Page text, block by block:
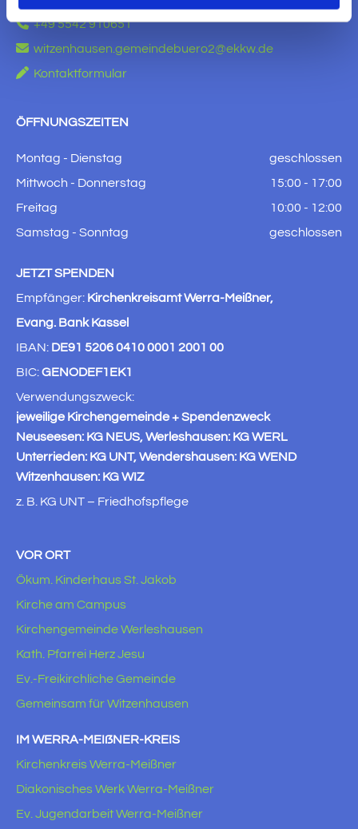
+49 5542 910651
 witzenhausen.gemeindebuero2@ekkw.de
 Kontaktformular
ÖFFNUNGSZEITEN
Montag - Dienstag
geschlossen
Mittwoch - Donnerstag
15:00 - 17:00
Freitag
10:00 - 12:00
Samstag - Sonntag
geschlossen
JETZT SPENDEN
Empfänger: Kirchenkreisamt Werra-Meißner,
Evang. Bank Kassel
IBAN: DE91 5206 0410 0001 2001 00
BIC:GENODEF1EK1
Verwendungszweck:
jeweilige Kirchengemeinde + Spendenzweck
Neuseesen: KG NEUS, Werleshausen: KG WERL
Unterrieden: KG UNT, Wendershausen: KG WEND
Witzenhausen: KG WIZ
z. B. KG UNT – Friedhofspflege
VOR ORT
Ökum. Kinderhaus St. Jakob
Kirche am Campus
Kirchengemeinde Werleshausen
Kath. Pfarrei Herz Jesu
Ev.-Freikirchliche Gemeinde
Gemeinsam für Witzenhausen
IM WERRA-MEIẞNER-KREIS
Kirchenkreis Werra-Meißner
Diakonisches Werk Werra-Meißner
Ev. Jugendarbeit Werra-Meißner